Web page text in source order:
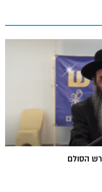
הסולם